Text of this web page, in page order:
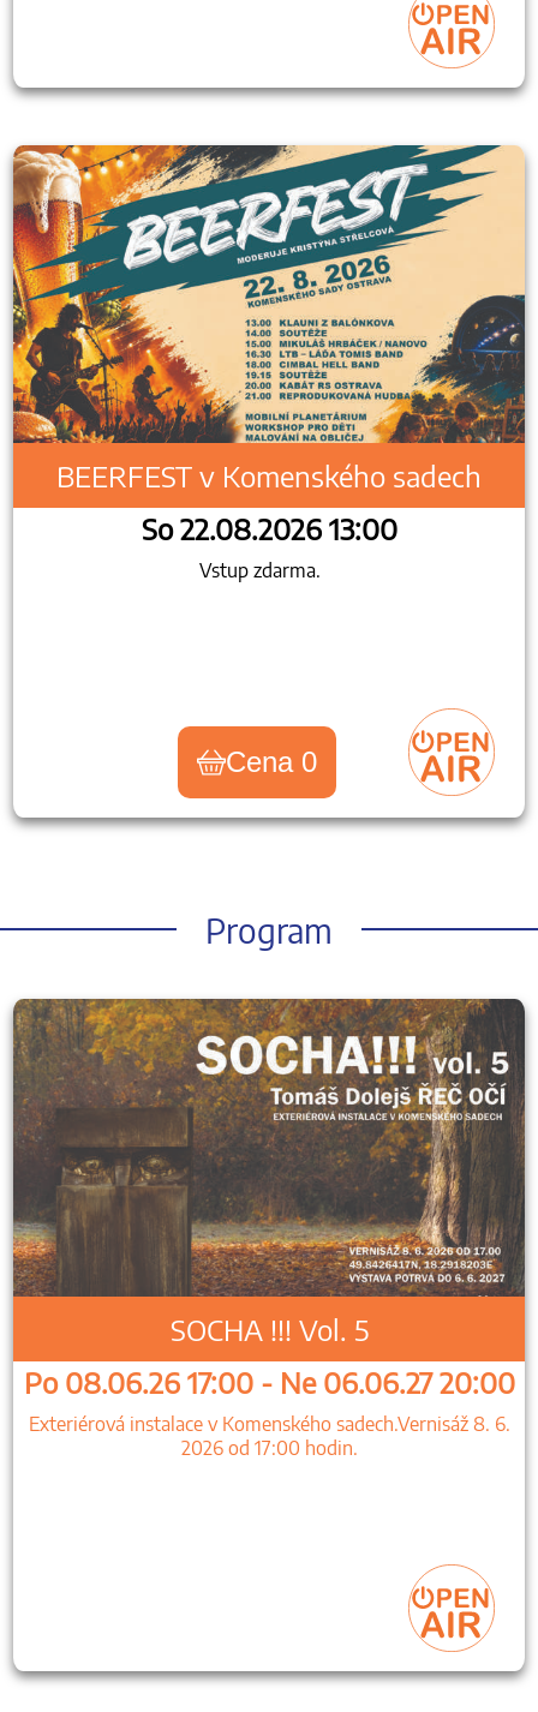
BEERFEST v Komenského sadech
So 22.08.2026 13:00
Vstup zdarma.
Cena 0
Program
SOCHA !!! Vol. 5
Po 08.06.26 17:00 - Ne 06.06.27 20:00
Exteriérová instalace v Komenského sadech.Vernisáž 8. 6.
2026 od 17:00 hodin.